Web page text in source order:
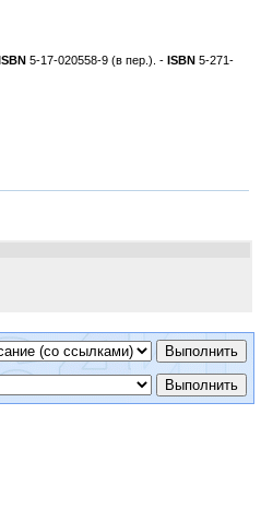
5-17-020558-9 (в пер.). - ISBN 5-271-